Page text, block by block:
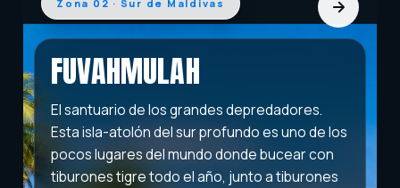
Zona 02 · Sur de Maldivas
FUVAHMULAH
El santuario de los grandes depredadores.
Esta isla-atolón del sur profundo es uno de los
pocos lugares del mundo donde bucear con
tiburones tigre todo el año, junto a tiburones